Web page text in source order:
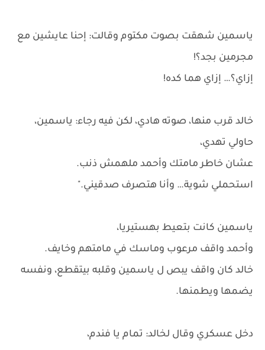
ياسمين شهقت بصوت مكتوم وقالت: إحنا عايشين مع
مجرمين بجد؟!
إزاي؟… إزاي هما كده!
خالد قرب منها، صوته هادي، لكن فيه رجاء: ياسمين،
حاولي تهدي،
عشان خاطر مامتك وأحمد ملهمش ذنب.
استحملي شوية… وأنا هتصرف صدقيني."
ياسمين كانت بتعيط بهستيريا،
وأحمد واقف مرعوب وماسك في مامتهم وخايف.
خالد كان واقف يبص ل ياسمين وقلبه بيتقطع، ونفسه
يضمها ويطمنها.
دخل عسكري وقال لخالد: تمام يا فندم،